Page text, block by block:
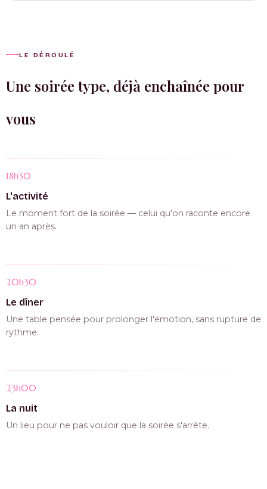
LE DÉROULÉ
Une soirée type, déjà enchaînée pour
vous
18h30
L'activité
Le moment fort de la soirée — celui qu'on raconte encore
un an après.
20h30
Le dîner
Une table pensée pour prolonger l'émotion, sans rupture de
rythme.
23h00
La nuit
Un lieu pour ne pas vouloir que la soirée s'arrête.